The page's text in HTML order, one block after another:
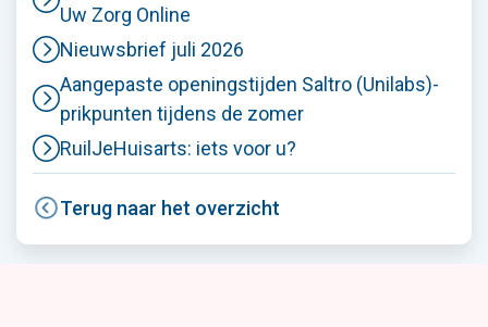
Uw Zorg Online
Nieuwsbrief juli 2026
Aangepaste openingstijden Saltro (Unilabs)-
prikpunten tijdens de zomer
RuilJeHuisarts: iets voor u?
Terug naar het overzicht